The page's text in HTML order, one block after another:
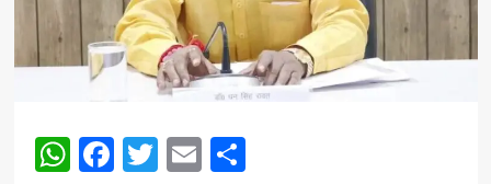
WhatsApp
Facebook
Twitter
EmailShare